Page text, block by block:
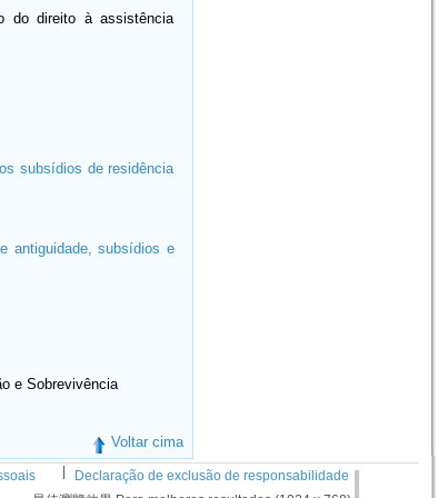
do direito à assistência
subsídios de residência
antiguidade, subsídios e
e Sobrevivência
Voltar cima
Declaração de exclusão de responsabilidade